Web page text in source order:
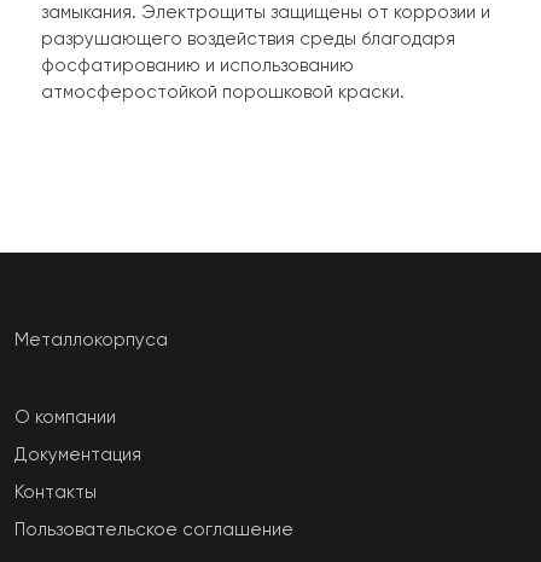
замыкания. Электрощиты защищены от коррозии и
разрушающего воздействия среды благодаря
фосфатированию и использованию
атмосферостойкой порошковой краски.
Металлокорпуса
О компании
Документация
Контакты
Пользовательское соглашение